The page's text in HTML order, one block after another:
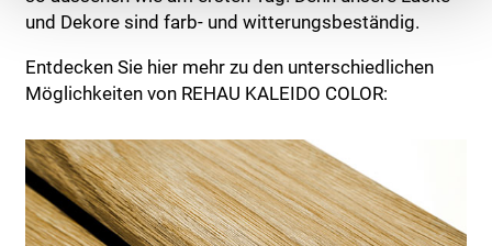
und Dekore sind farb- und witterungsbeständig.
Entdecken Sie hier mehr zu den unterschiedlichen
Möglichkeiten von REHAU KALEIDO COLOR: